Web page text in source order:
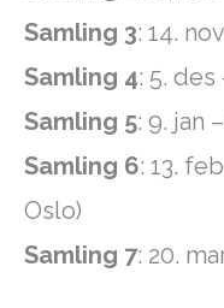
Samling 3: 14.
Samling 4: 5.
Samling 5: 9. jan
Samling 6: 13.
Oslo)
Samling 7: 20.